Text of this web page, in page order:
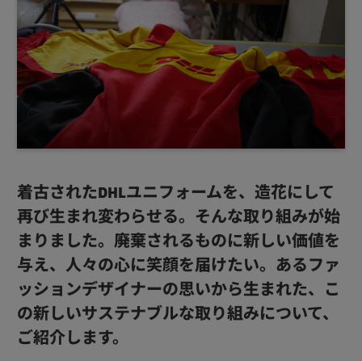
着古されたDHLユニフォームを、造花にして
再び生まれ変わらせる。そんな取り組みが始
まりました。廃棄されるものに新しい価値を
与え、人々の心に笑顔を届けたい。あるファ
ッションデザイナーの思いから生まれた、こ
の新しいサステナブルな取り組みについて、
ご紹介します。